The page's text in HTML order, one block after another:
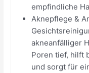
empfindliche
Aknepflege &
akneanfälliger
Poren tief, hilft
und sorgt für